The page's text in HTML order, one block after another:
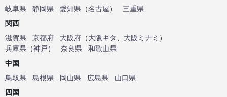
岐阜県
静岡県 愛知県 （名古屋）
三重県
関西
滋賀県
京都府 大阪府 （大阪キタ 大阪ミナミ ）
兵庫県 （神戸） 奈良県
和歌山県
中国
鳥取県
島根県 岡山県 広島県
山口県
四国